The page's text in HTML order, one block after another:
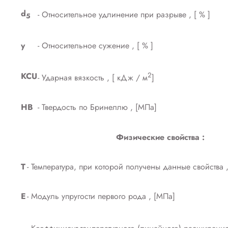
d5 - Относительное удлинение при разрыве , [ % ]
y - Относительное сужение , [ % ]
KCU- Ударная вязкость , [ кДж / м2]
HB - Твердость по Бринеллю , [МПа]
Физические свойства :
T- Температура, при которой получены данные
E- Модуль упругости первого рода , [МПа]